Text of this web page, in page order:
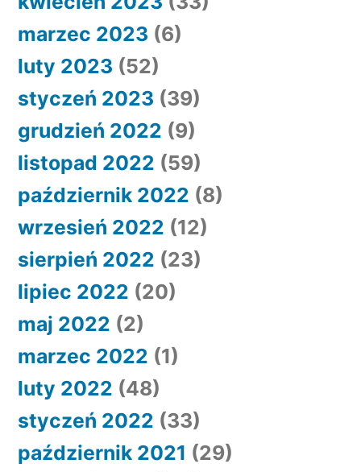
marzec 2023 (6)
luty 2023 (52)
styczeń 2023 (39)
grudzień 2022 (9)
listopad 2022 (59)
październik 2022 (8)
wrzesień 2022 (12)
sierpień 2022 (23)
lipiec 2022 (20)
maj 2022 (2)
marzec 2022 (1)
luty 2022 (48)
styczeń 2022 (33)
październik 2021 (29)